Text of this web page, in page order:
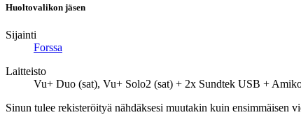
Huoltovalikon jäsen
Sijainti
Forssa
Laitteisto
Vu+ Duo (sat), Vu+ Solo2 (sat) + 2x Sundtek USB +
Sinun tulee rekisteröityä nähdäksesi muutakin kuin ensimmäisen